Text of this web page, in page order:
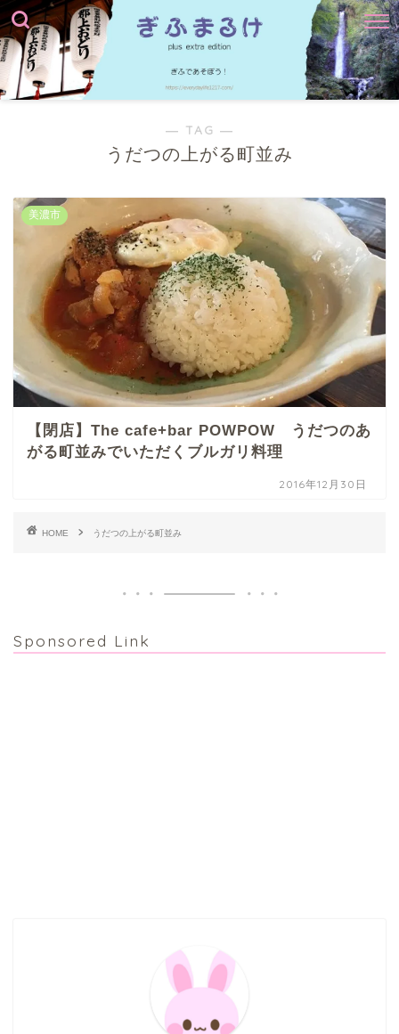
― TAG ―
うだつの上がる町並み
美濃市
【閉店】The cafe+bar POWPOW うだつのあ
がる町並みでいただくブルガリ料理
2016年12月30日
HOME うだつの上がる町並み
Sponsored Link